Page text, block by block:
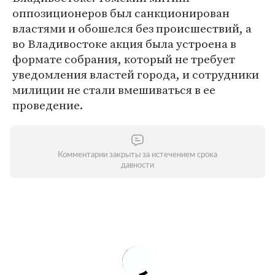
оппозиционеров был санкционирован
властями и обошелся без происшествий, а
во Владивостоке акция была устроена в
формате собрания, который не требует
уведомления властей города, и сотрудники
милиции не стали вмешиваться в ее
проведение.
Комментарии закрыты за истечением срока
давности